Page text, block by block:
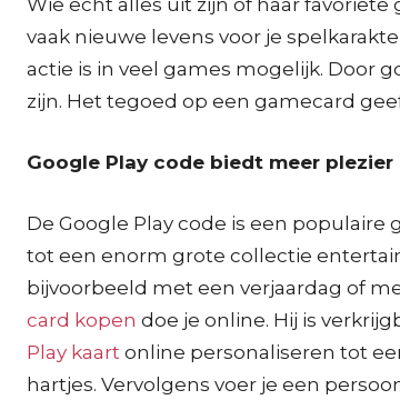
Wie echt alles uit zijn of haar
vaak nieuwe levens voor je
actie is in veel games mogelijk. Door
zijn. Het tegoed op een gamecard
Google Play code biedt meer plezier
De Google Play code is een
tot een enorm grote collectie
bijvoorbeeld met een verjaardag of
card kopen doe je online. Hij is
Play kaart online personaliseren tot
hartjes. Vervolgens voer je een